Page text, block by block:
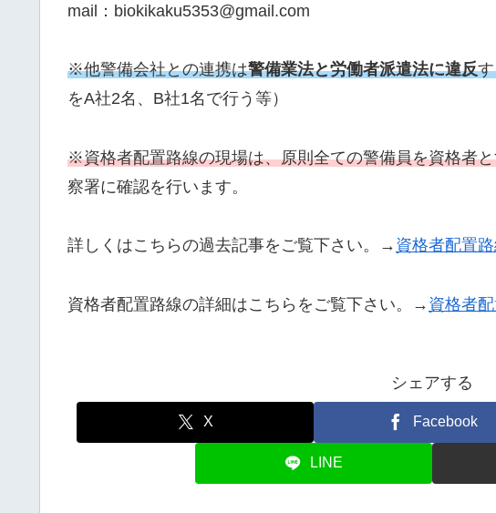
mail：biokikaku5353@gmail.com
※他警備会社との連携は警備業法と労働者派遣法に違反
をA社2名、B社1名で行う等）
※資格者配置路線の現場は、原則全ての警備員を資格者
察署に確認を行います。
詳しくはこちらの過去記事をご覧下さい。→ 資格者配置
資格者配置路線の詳細はこちらをご覧下さい。→ 資格者
シェアする
X Facebook
LINE